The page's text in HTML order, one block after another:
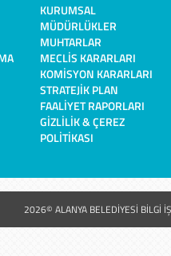
KURUMSAL
MÜDÜRLÜKLER
MUHTARLAR
MECLIS KARARLARI
KOMISYON KARARLARI
STRATEJIK PLAN
FAALIYET RAPORLARI
GIZLILIK & ÇEREZ
POLITIKASI
2026© ALANYA BELEDİYESİ BİLGİ